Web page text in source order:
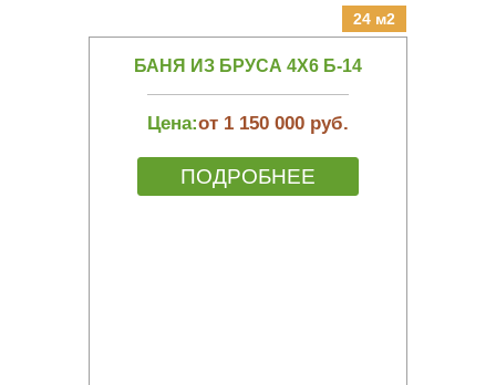
24 м2
БАНЯ ИЗ БРУСА 4Х6 Б-14
Цена:от 1 150 000 руб.
ПОДРОБНЕЕ